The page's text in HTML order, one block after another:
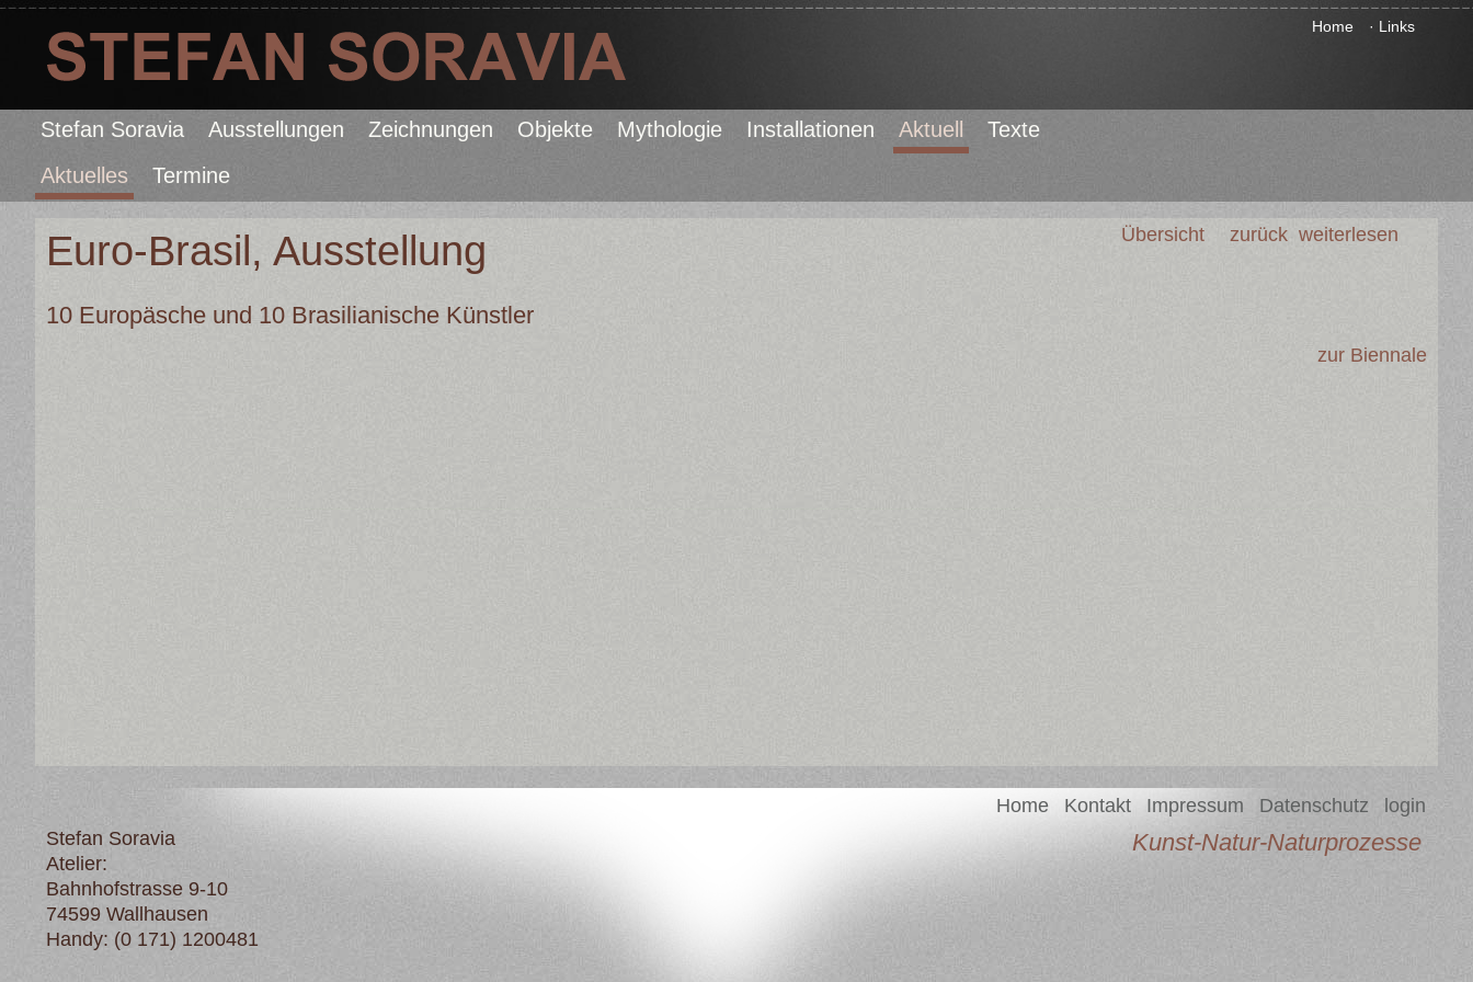
Stefan Soravia Ausstellungen Zeichnungen Objekte Mythologie Installationen Aktuell Texte
Home · Links
Aktuelles Termine
Übersicht zurück weiterlesen
Euro-Brasil, Ausstellung
10 Europäsche und 10 Brasilianische Künstler
zur Biennale
Kunst-Natur-Naturprozesse
Stefan Soravia
Atelier:
Bahnhofstrasse 9-10
74599 Wallhausen
Handy: (0 171) 1200481
Home Kontakt Impressum Datenschutz login